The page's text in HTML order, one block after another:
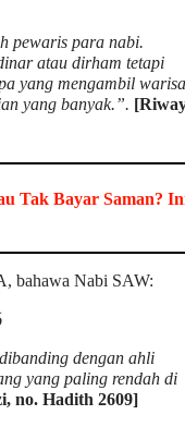
pewaris para nabi.
atau dirham tetapi
yang mengambil
yang banyak.”.
Tak Bayar Saman?
bahawa Nabi SAW:
dengan ahli
yang paling rendah di
no. Hadith 2609]